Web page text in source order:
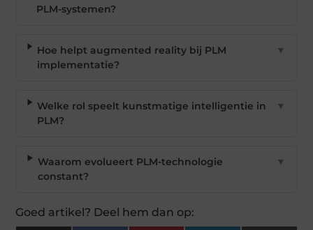
PLM-systemen?
Hoe helpt augmented reality bij PLM
implementatie?
▼
Welke rol speelt kunstmatige intelligentie in
PLM?
▼
Waarom evolueert PLM-technologie
constant?
▼
Goed artikel? Deel hem dan op: